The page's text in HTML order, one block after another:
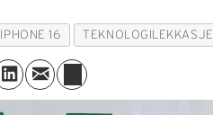
IPHONE 16 TEKNOLOGILEKKASJE